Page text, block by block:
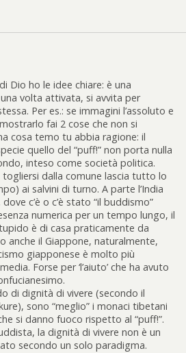
Dio ho le idee chiare: è una
volta attivata, si avvita per
Per es.: se immagini l’assoluto e
fai 2 cose che non si
cosa temo tu abbia ragione: il
quello del “puff!” non porta nulla
inteso come società politica.
togliersi dalla comune lascia tutto lo
ai salvini di turno. A parte l’India
c’è o c’è stato “il buddismo”
numerica per un tempo lungo, il
è di casa praticamente da
anche il Giappone, naturalmente,
giapponese è molto più
Forse per ‘l’aiuto’ che ha avuto
di dignità di vivere (secondo il
sono “meglio” i monaci tibetani
si danno fuoco rispetto al “puff!”.
la dignità di vivere non è un
secondo un solo paradigma.